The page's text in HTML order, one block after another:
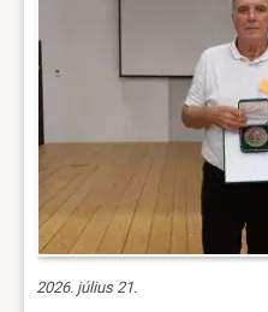
2026. július 21.